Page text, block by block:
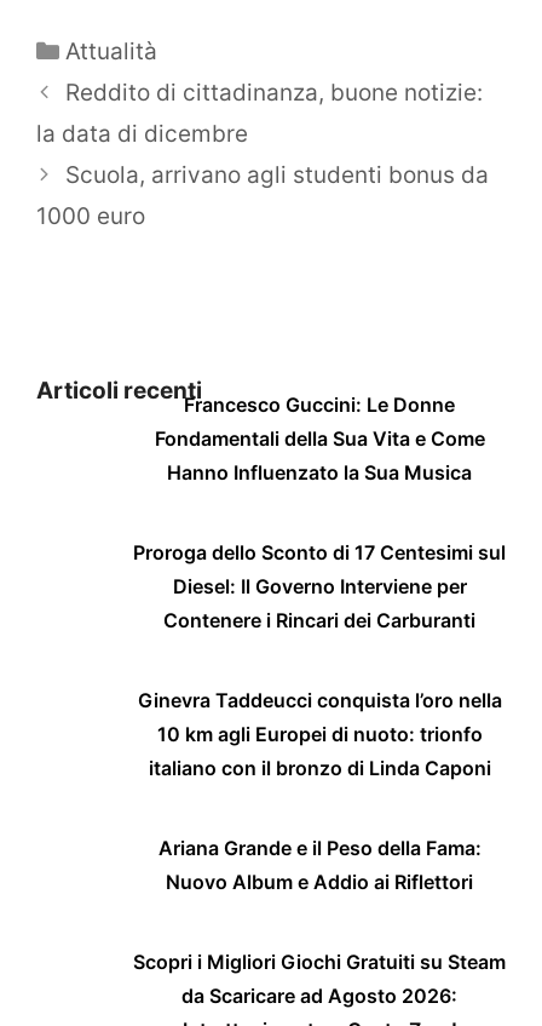
Categorie
Attualità
Reddito di cittadinanza, buone notizie:
la data di dicembre
Scuola, arrivano agli studenti bonus da
1000 euro
Articoli recentiFrancesco Guccini: Le Donne
Fondamentali della Sua Vita e Come
Hanno Influenzato la Sua Musica
Proroga dello Sconto di 17 Centesimi sul
Diesel: Il Governo Interviene per
Contenere i Rincari dei Carburanti
Ginevra Taddeucci conquista l’oro nella
10 km agli Europei di nuoto: trionfo
italiano con il bronzo di Linda Caponi
Ariana Grande e il Peso della Fama:
Nuovo Album e Addio ai Riflettori
Scopri i Migliori Giochi Gratuiti su Steam
da Scaricare ad Agosto 2026: